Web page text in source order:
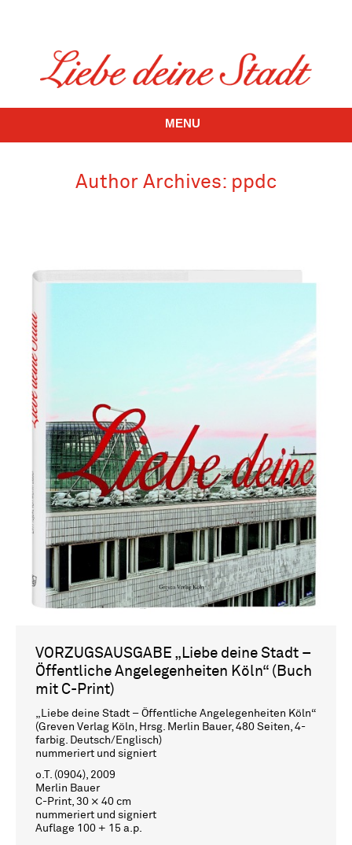
MENU
Author Archives: ppdc
VORZUGSAUSGABE „Liebe deine Stadt –
Öffentliche Angelegenheiten Köln“ (Buch
mit C-Print)
„Liebe deine Stadt – Öffentliche Angelegenheiten Köln“
(Greven Verlag Köln, Hrsg. Merlin Bauer, 480 Seiten, 4-
farbig. Deutsch/Englisch)
nummeriert und signiert
o.T. (0904), 2009
Merlin Bauer
C-Print, 30 × 40 cm
nummeriert und signiert
Auflage 100 + 15 a.p.